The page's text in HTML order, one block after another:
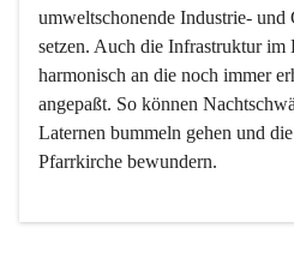
umweltschonende Industrie- und
setzen. Auch die Infrastruktur
harmonisch an die noch immer
angepaßt. So können
Laternen bummeln gehen und
Pfarrkirche bewundern.
Der Weinbau dominert heute